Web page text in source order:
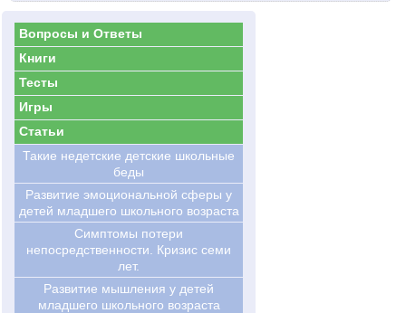
Вопросы и Ответы
Книги
Тесты
Игры
Статьи
Такие недетские детские школьные
беды
Развитие эмоциональной сферы у
детей младшего школьного возраста
Симптомы потери
непосредственности. Кризис семи
лет.
Развитие мышления у детей
младшего школьного возраста